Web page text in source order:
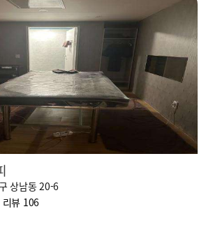
상남동 20-6
리뷰 106